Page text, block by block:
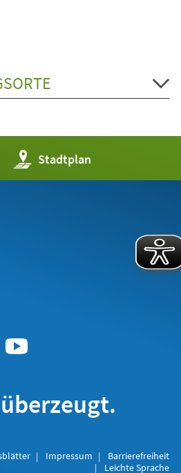
Stadtplan
(Öffnet
in
einem
Impressum
Barrierefreiheit
Leichte Sprache